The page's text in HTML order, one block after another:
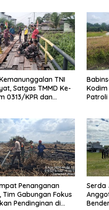
TNI
Satgas TMMD Ke-
0313/KPR dan
Kodim
Patroli
Penanganan
Tim Gabungan Fokus
Pendinginan di
Serda